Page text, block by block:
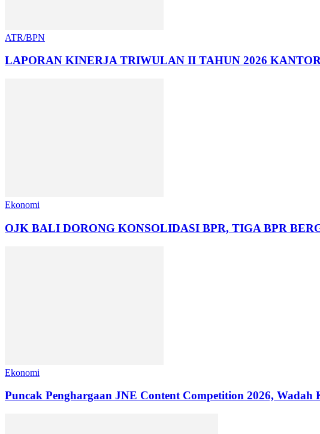
ATR/BPN
LAPORAN KINERJA TRIWULAN II TAHUN 2026
Ekonomi
OJK BALI DORONG KONSOLIDASI BPR, TIGA BPR
Ekonomi
Puncak Penghargaan JNE Content Competition 2026, Wadah